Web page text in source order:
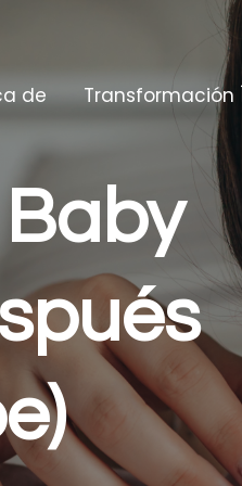
de
Transformación